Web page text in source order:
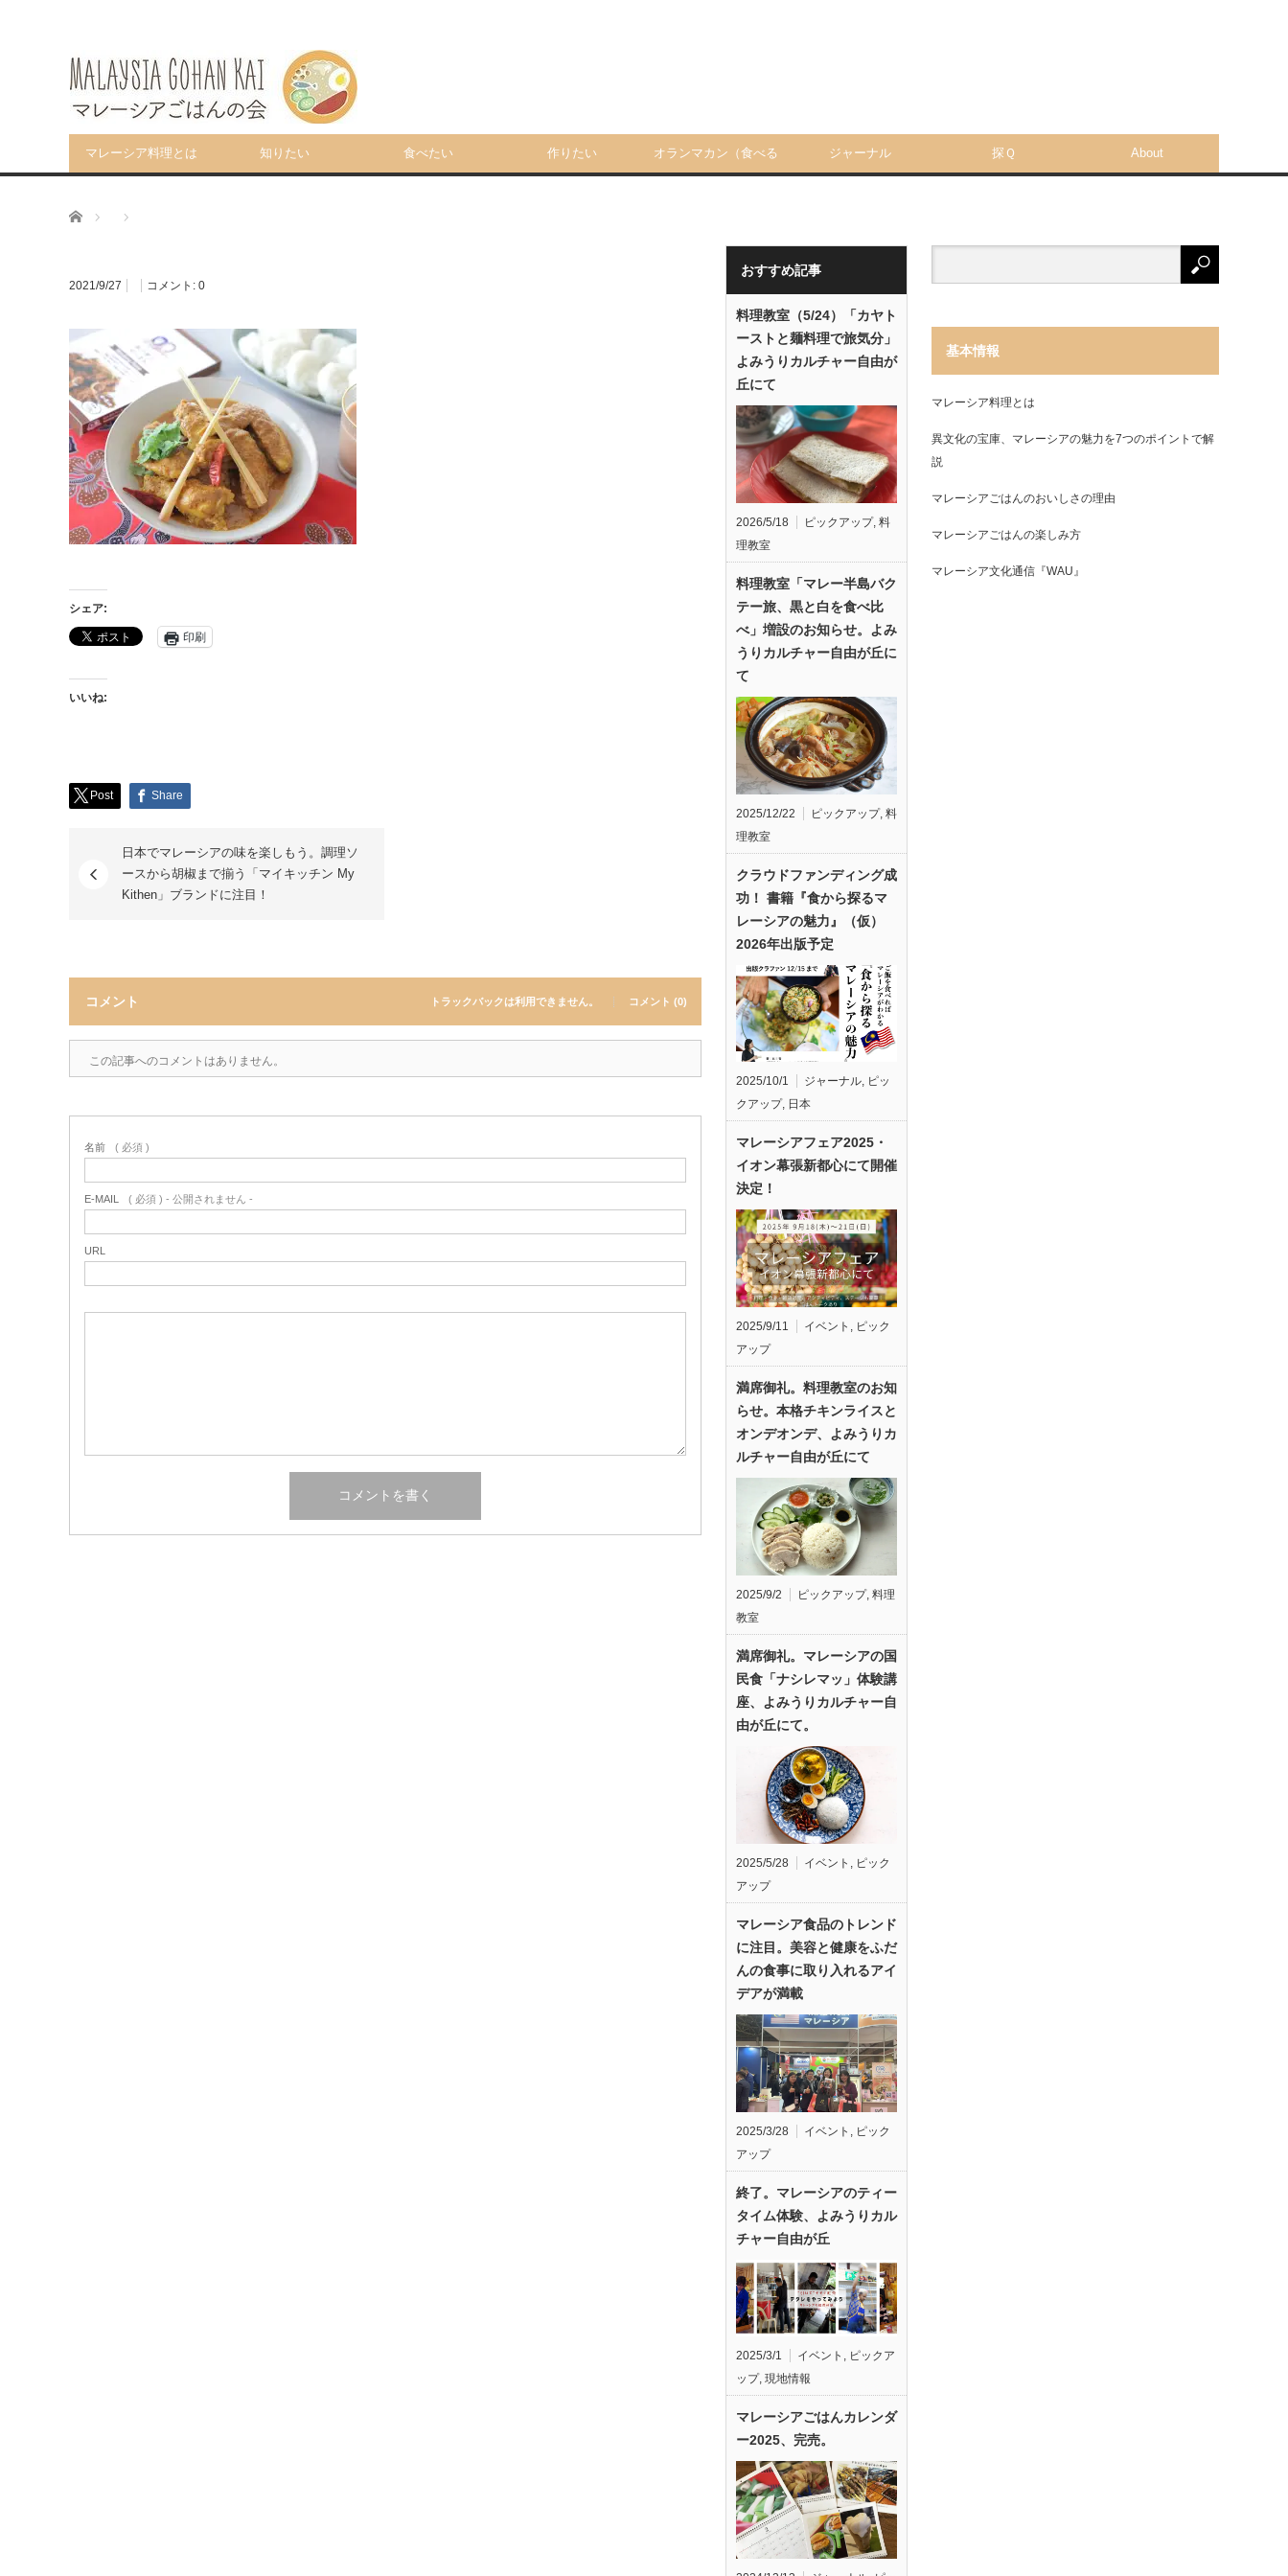
マレーシア料理とは 知りたい 食べたい 作りたい オランマカン（食べる ジャーナル 探Ｑ About
ホーム
2021/9/27 コメント: 0
シェア:
印刷
いいね:
Post Share
日本でマレーシアの味を楽しもう。調理ソ
ースから胡椒まで揃う「マイキッチン My
Kithen」ブランドに注目！
コメント トラックバックは利用できません。 コメント (0)
この記事へのコメントはありません。
名前 ( 必須 )
E-MAIL ( 必須 ) - 公開されません -
URL
おすすめ記事
料理教室（5/24）「カヤト
ーストと麺料理で旅気分」
よみうりカルチャー自由が
丘にて
2026/5/18 ピックアップ, 料
理教室
料理教室「マレー半島バク
テー旅、黒と白を食べ比
べ」増設のお知らせ。よみ
うりカルチャー自由が丘に
て
2025/12/22 ピックアップ, 料
理教室
クラウドファンディング成
功！ 書籍『食から探るマ
レーシアの魅力』（仮）
2026年出版予定
2025/10/1 ジャーナル, ピッ
クアップ, 日本
マレーシアフェア2025・
イオン幕張新都心にて開催
決定！
2025/9/11 イベント , ピック
アップ
満席御礼。料理教室のお知
らせ。本格チキンライスと
オンデオンデ、よみうりカ
ルチャー自由が丘にて
2025/9/2 ピックアップ, 料理
教室
満席御礼。マレーシアの国
民食「ナシレマッ」体験講
座、よみうりカルチャー自
由が丘にて。
2025/5/28 イベント , ピック
アップ
マレーシア食品のトレンド
に注目。美容と健康をふだ
んの食事に取り入れるアイ
デアが満載
2025/3/28 イベント
ピック
アップ
終了。マレーシアのティー
タイム体験、よみうりカル
チャー自由が丘
2025/3/1 イベント , ピックア
ップ, 現地情報
マレーシアごはんカレンダ
ー2025、完売。
基本情報
マレーシア料理とは
異文化の宝庫、マレーシアの魅力を7つのポイントで解
説
マレーシアごはんのおいしさの理由
マレーシアごはんの楽しみ方
マレーシア文化通信『WAU』